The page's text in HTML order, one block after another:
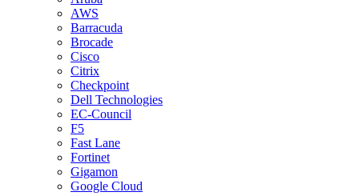
AWS
Barracuda
Brocade
Cisco
Citrix
Checkpoint
Dell Technologies
EC-Council
F5
Fast Lane
Fortinet
Gigamon
Google Cloud